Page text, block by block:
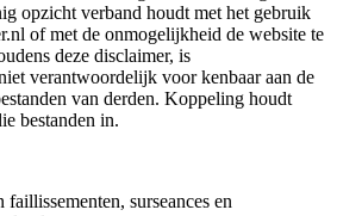
opzicht verband houdt met het gebruik
of met de onmogelijkheid de website te
deze disclaimer, is
verantwoordelijk voor kenbaar aan de
van derden. Koppeling houdt
bestanden in.
surseances en